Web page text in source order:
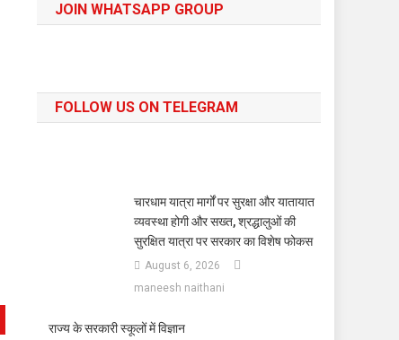
JOIN WHATSAPP GROUP
FOLLOW US ON TELEGRAM
चारधाम यात्रा मार्गों पर सुरक्षा और यातायात
व्यवस्था होगी और सख्त, श्रद्धालुओं की
सुरक्षित यात्रा पर सरकार का विशेष फोकस
August 6, 2026
maneesh naithani
राज्य के सरकारी स्कूलों में विज्ञान